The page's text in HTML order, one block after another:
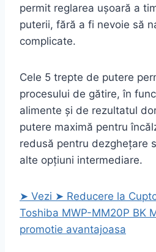
permit reglarea ușoară a
puterii, fără a fi nevoie să
complicate.
Cele 5 trepte de putere
procesului de gătire, în
alimente și de rezultatul
putere maximă pentru
redusă pentru dezghețare
alte opțiuni intermediare.
➤ Vezi ➤ Reducere la
Toshiba MWP-MM20P BK
promotie avantajoasa